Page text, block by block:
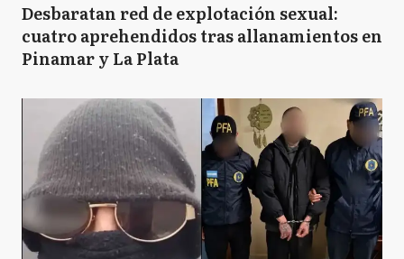
Desbaratan red de explotación sexual:
cuatro aprehendidos tras allanamientos en
Pinamar y La Plata